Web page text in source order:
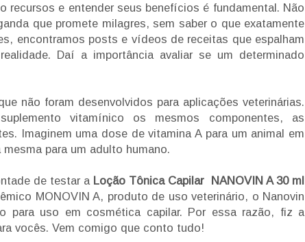
recursos e entender seus benefícios é fundamental. Não
que promete milagres, sem saber o que exatamente
encontramos posts e vídeos de receitas que espalham
Daí a importância avaliar se um determinado
não foram desenvolvidos para aplicações veterinárias.
vitamínico os mesmos componentes, as
Imaginem uma dose de vitamina A para um animal em
para um adulto humano.
de testar a Loção Tônica Capilar NANOVIN A 30 ml
MONOVIN A, produto de uso veterinário, o Nanovin
para uso em cosmética capilar. Por essa razão, fiz a
vocês. Vem comigo que conto tudo!